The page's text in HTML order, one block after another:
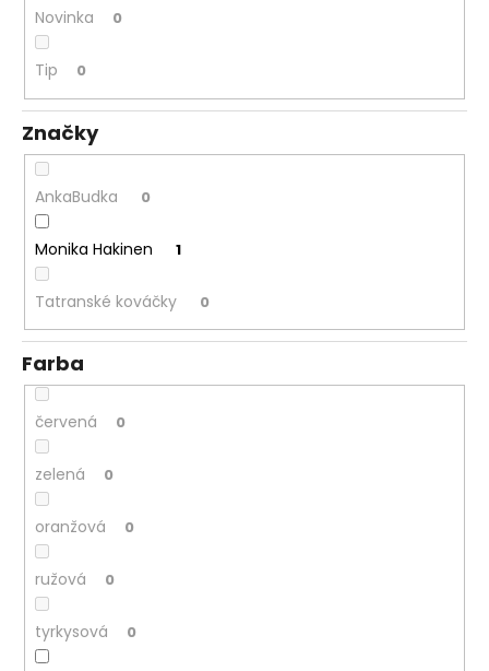
Novinka 0
Tip 0
Značky
AnkaBudka 0
Monika Hakinen 1
Tatranské kováčky 0
Farba
červená 0
zelená 0
oranžová 0
ružová 0
tyrkysová 0
á
ť
?
O
d
p
a
m